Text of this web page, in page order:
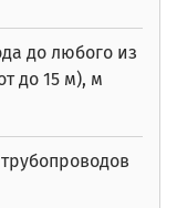
до любого из
до 15 м), м